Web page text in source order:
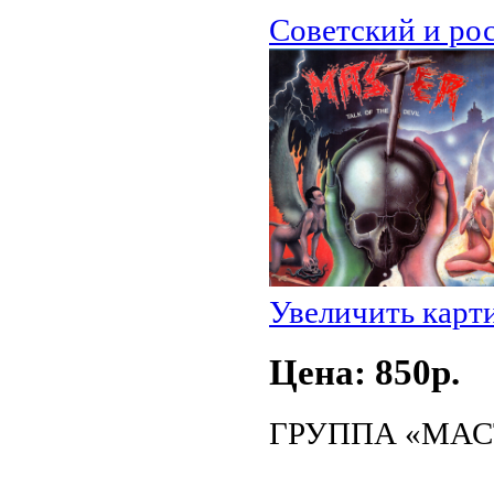
Советский и
Увеличить
Цена: 850p.
ГРУППА